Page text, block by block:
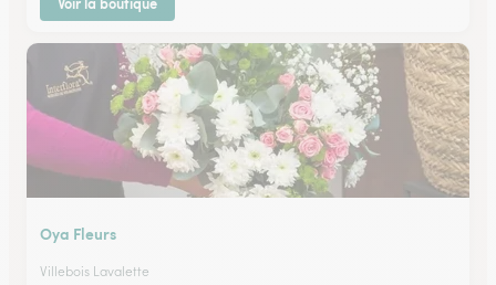
Oya Fleurs
Villebois Lavalette